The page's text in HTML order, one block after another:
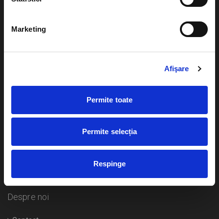
Marketing
Afişare
Permite toate
Permite selecția
Respinge
Plata online sau cash
Livrare prin curier
Duplicare bilete
Concerte si
Despre noi